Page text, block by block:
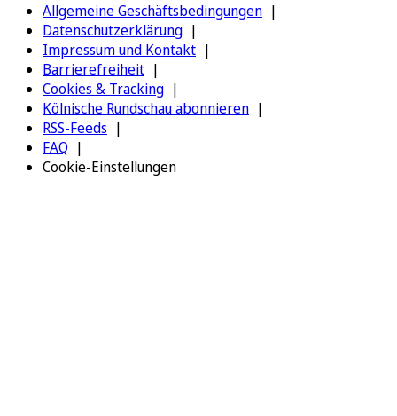
Allgemeine Geschäftsbedingungen
Datenschutzerklärung
Impressum und Kontakt
Barrierefreiheit
Cookies & Tracking
Kölnische Rundschau abonnieren
RSS-Feeds
FAQ
Cookie-Einstellungen